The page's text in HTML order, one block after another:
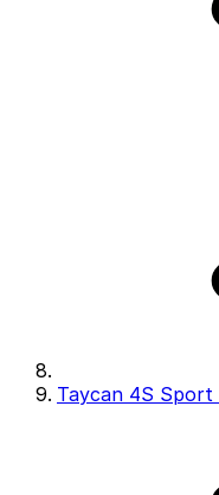
Taycan 4S Sport